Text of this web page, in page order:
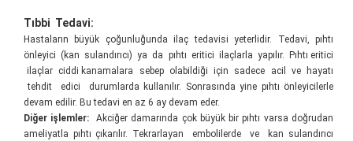
Tıbbi Tedavi:
Hastaların büyük çoğunluğunda ilaç tedavisi yeterlidir. Tedavi, pıhtı
önleyici (kan sulandırıcı) ya da pıhtı eritici ilaçlarla yapılır. Pıhtı eritici
ilaçlar ciddi kanamalara sebep olabildiği için sadece acil ve hayatı
tehdit edici durumlarda kullanılır. Sonrasında yine pıhtı önleyicilerle
devam edilir. Bu tedavi en az 6 ay devam eder.
Diğer işlemler: Akciğer damarında çok büyük bir pıhtı varsa doğrudan
ameliyatla pıhtı çıkarılır. Tekrarlayan embolilerde ve kan sulandırıcı